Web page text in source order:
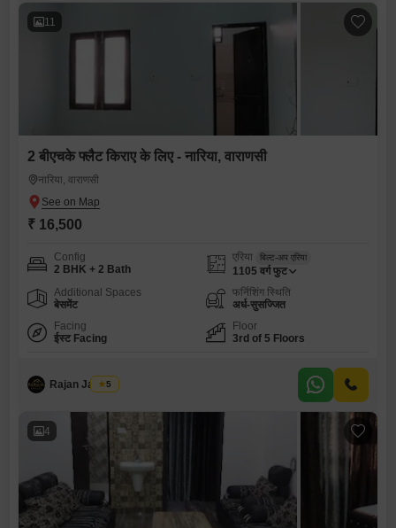
11
2 बीएचके फ्लैट किराए के लिए - नारिया, वाराणसी
नारिया, वाराणसी
₹ 16,500
Config
2 BHK + 2 Bath
एरिया बिल्ट-अप एरिया
1105 वर्ग फुट
Additional Spaces
बेसमेंट
फर्निशिंग स्थिति
अर्ध-सुसज्जित
Facing
ईस्ट Facing
Floor
3rd of 5 Floors
Rajan Jaiswal
5
4